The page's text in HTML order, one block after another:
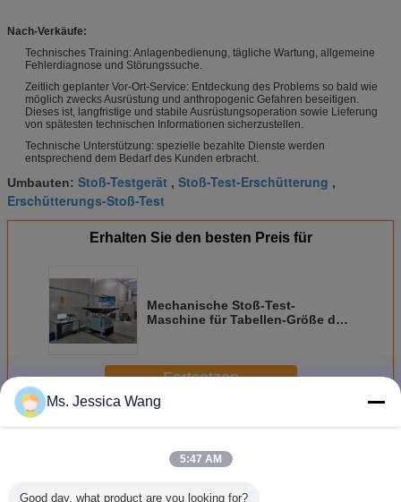
Nach-Verkäufe:
Technisches Training: Anlagenbedienung, tägliche Wartung, allgemeine
Fehlerdiagnose und Störungssuche.
Zeitlich geplanter Vor-Ort-Service: Entdeckung des Problems so bald wie
möglich zwecks Ausrüstung und anthropogenic Gefahren beseitigen.
Dieses ist, langfristige und stabile Ausrüstungsoperation sowie Lieferung
von spätesten technischen Informationen sicherzustellen.
Technische Unterstützung: spezielle bezahlte Dienste werden
entsprechend dem Bedarf des Kunden erbracht.
Umbauten: Stoß-Testgerät , Stoß-Test-Erschütterung ,
Erschütterungs-Stoß-Test
Erhalten Sie den besten Preis für
Mechanische Stoß-Test-
Maschine für Tabellen-Größe der
Fortsetzen
MehrBeule Prüfmaschine
Ms. Jessica Wang
5:47 AM
Good day, what product are you looking for?